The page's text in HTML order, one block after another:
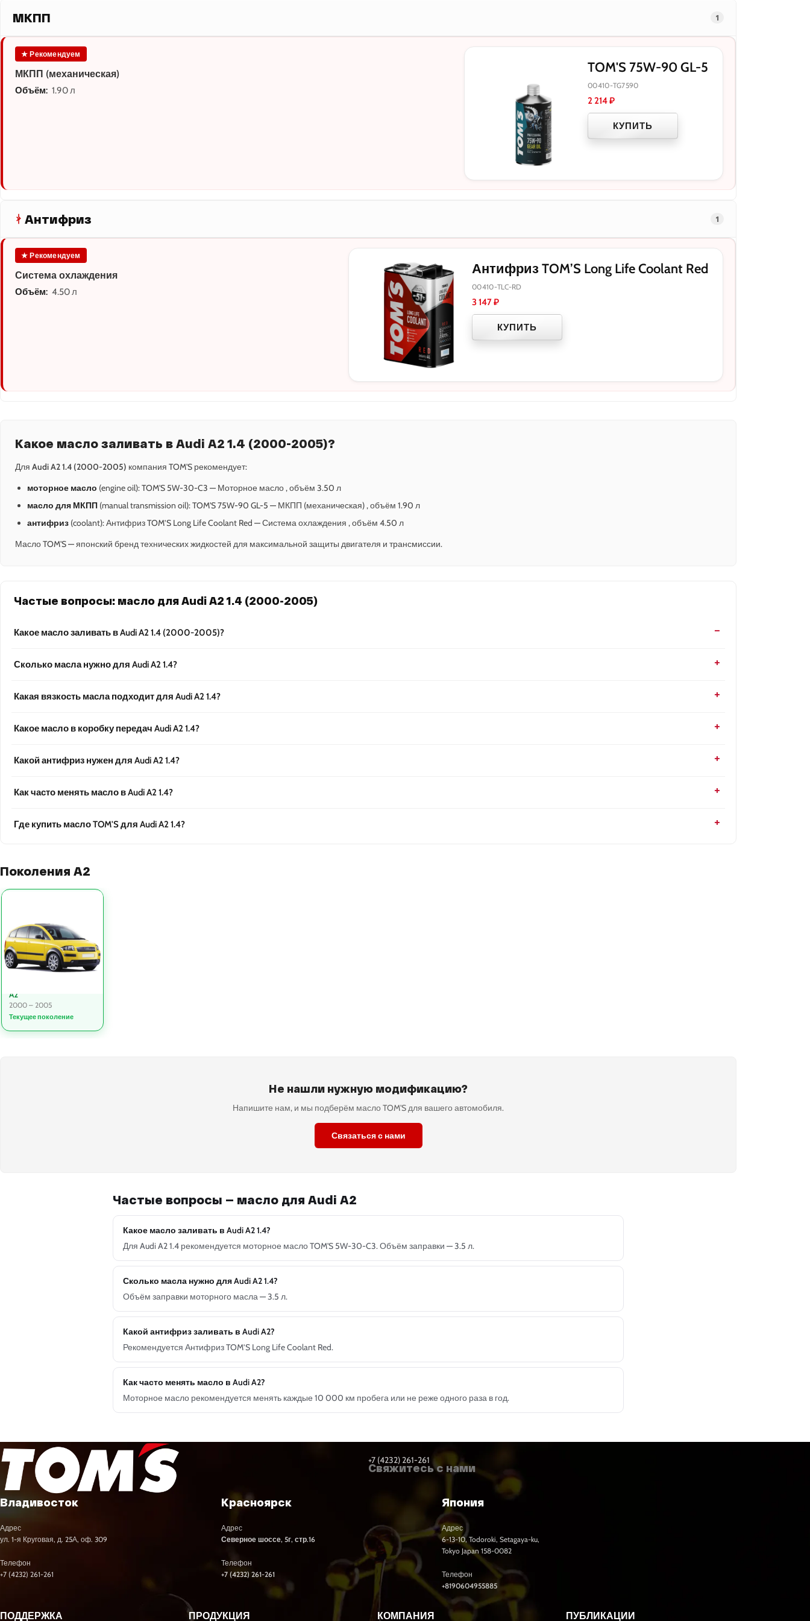
МКПП 1
★ Рекомендуем
МКПП (механическая)
Объём: 1.90 л
TOM'S 75W-90 GL-5
00410-TG7590
2 214₽
КУПИТЬ
Антифриз 1
★ Рекомендуем
Система охлаждения
Объём: 4.50 л
Антифриз TOM’S Long Life Coolant Red
00410-TLC-RD
3 147₽
КУПИТЬ
Какое масло заливать в Audi A2 1.4 (2000-2005)?
Для Audi A2 1.4 (2000-2005) компания TOM'S рекомендует:
моторное масло (engine oil): TOM'S 5W-30-C3 — Моторное масло , объём 3.50 л
масло для МКПП (manual transmission oil): TOM'S 75W-90 GL-5 — МКПП (механическая) , объём 1.90 л
антифриз (coolant): Антифриз TOM’S Long Life Coolant Red — Система охлаждения , объём 4.50 л
Масло TOM'S — японский бренд технических жидкостей для максимальной защиты двигателя и трансмиссии.
Частые вопросы: масло для Audi A2 1.4 (2000-2005)
Какое масло заливать в Audi A2 1.4 (2000-2005)?
Сколько масла нужно для Audi A2 1.4?
Какая вязкость масла подходит для Audi A2 1.4?
Какое масло в коробку передач Audi A2 1.4?
Какой антифриз нужен для Audi A2 1.4?
Как часто менять масло в Audi A2 1.4?
Где купить масло TOM'S для Audi A2 1.4?
Поколения A2
A2
2000 – 2005
Текущее поколение
Не нашли нужную модификацию?
Напишите нам, и мы подберём масло TOM'S для вашего автомобиля.
Связаться с нами
Частые вопросы — масло для Audi A2
Какое масло заливать в Audi A2 1.4?
Для Audi A2 1.4 рекомендуется моторное масло TOM'S 5W-30-C3. Объём заправки — 3.5 л.
Сколько масла нужно для Audi A2 1.4?
Объём заправки моторного масла — 3.5 л.
Какой антифриз заливать в Audi A2?
Рекомендуется Антифриз TOM’S Long Life Coolant Red.
Как часто менять масло в Audi A2?
Моторное масло рекомендуется менять каждые 10 000 км пробега или не реже одного раза в год.
+7 (4232) 261-261
Свяжитесь с нами
Владивосток
Адрес
ул. 1-я Круговая, д. 25А, оф. 309
Телефон
+7 (4232) 261-261
Красноярск
Адрес
Северное шоссе, 5г, стр.16
Телефон
+7 (4232) 261-261
Япония
Адрес
6-13-10, Todoroki, Setagaya-ku,
Tokyo Japan 158-0082
Телефон
+8190604955885
ПОДДЕРЖКА ПРОДУКЦИЯ КОМПАНИЯ ПУБЛИКАЦИИ